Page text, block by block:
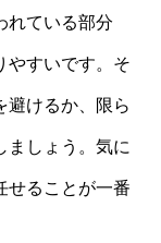
れている部分
やすいです。そ
避けるか、限ら
ましょう。気に
せることが一番